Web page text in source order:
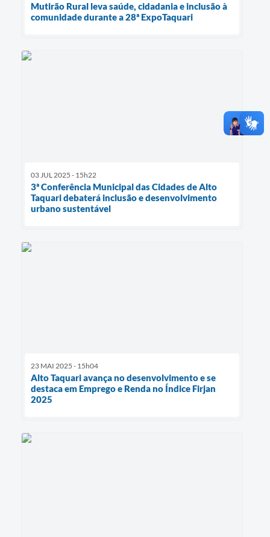
Mutirão Rural leva saúde, cidadania e inclusão à
comunidade durante a 28ª ExpoTaquari
03 JUL 2025 - 15h22
3ª Conferência Municipal das Cidades de Alto
Taquari debaterá inclusão e desenvolvimento
urbano sustentável
23 MAI 2025 - 15h04
Alto Taquari avança no desenvolvimento e se
destaca em Emprego e Renda no Índice Firjan
2025